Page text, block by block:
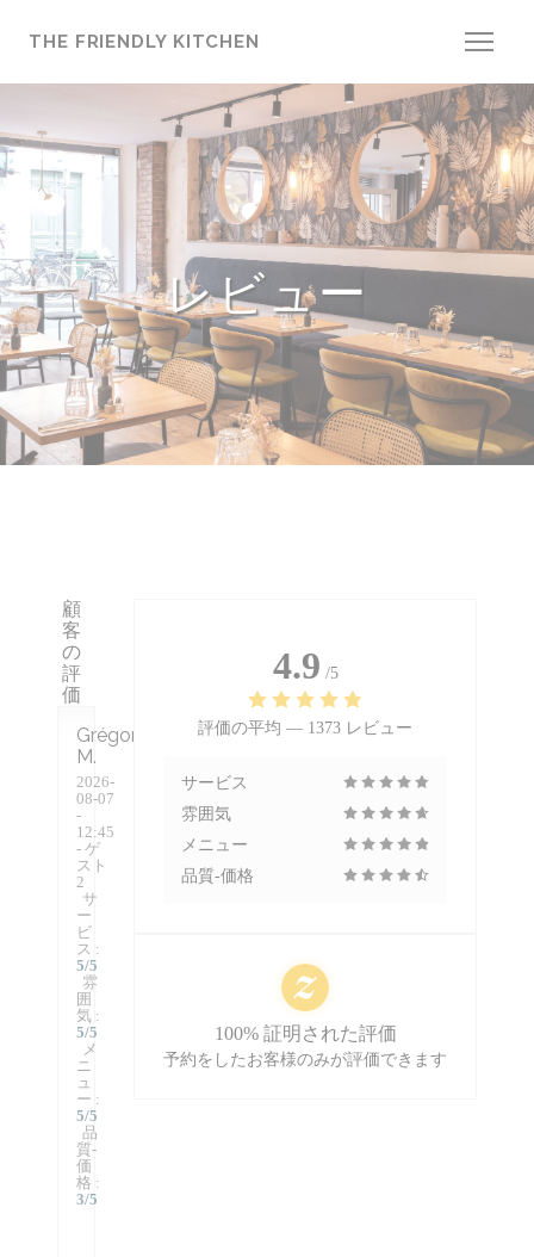
THE FRIENDLY KITCHEN
レビュー
顧
客
の
評
価
Grégory
M
2026-
08-07
-
12:45
- ゲ
スト
2
サ
ー
ビ
ス :
5/5
雰
囲
気 :
5/5
メ
ニ
ュ
ー :
5/5
品
質-
価
格 :
3/5
4.9 /5
評価の平均 — 1373 レビュー
サービス
雰囲気
メニュー
品質-価格
100% 証明された評価
予約をしたお客様のみが評価できます